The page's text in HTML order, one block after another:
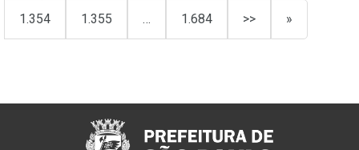
1.354 1.355 … 1.684 >> »